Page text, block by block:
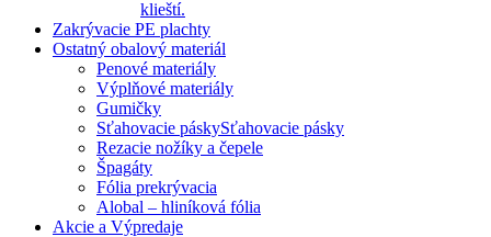
klieští.
Zakrývacie PE plachty
Ostatný obalový materiál
Penové materiály
Výplňové materiály
Gumičky
Sťahovacie páskySťahovacie pásky
Rezacie nožíky a čepele
Špagáty
Fólia prekrývacia
Alobal – hliníková fólia
Akcie a Výpredaje